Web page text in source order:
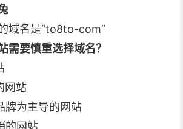
域名是“to8to-com”
需要慎重选择域名？
网站
牌为主导的网站
的网站